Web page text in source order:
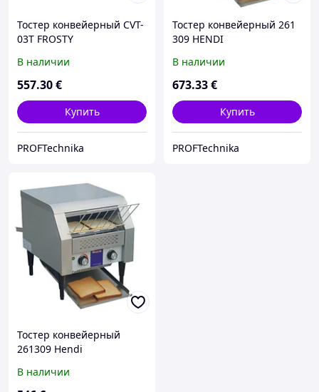
Тостер конвейерный CVT-
03T FROSTY
В наличии
557.30€
Купить
PROFTechnika
Тостер конвейерный 261
309 HENDI
В наличии
673.33€
Купить
PROFTechnika
Тостер конвейерный
261309 Hendi
В наличии